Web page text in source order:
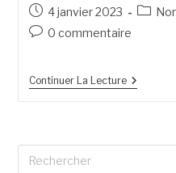
4 janvier 2023
0 commentaire
Continuer La Lecture